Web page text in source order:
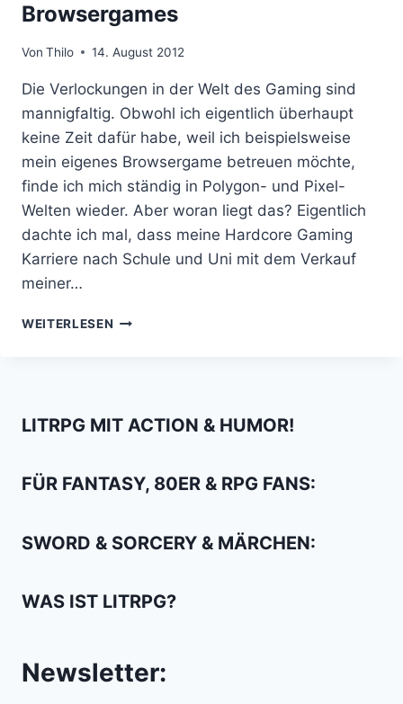
Browsergames
Von Thilo 14. August 2012
Die Verlockungen in der Welt des Gaming sind
mannigfaltig. Obwohl ich eigentlich überhaupt
keine Zeit dafür habe, weil ich beispielsweise
mein eigenes Browsergame betreuen möchte,
finde ich mich ständig in Polygon- und Pixel-
Welten wieder. Aber woran liegt das? Eigentlich
dachte ich mal, dass meine Hardcore Gaming
Karriere nach Schule und Uni mit dem Verkauf
meiner…
WEITERLESEN GEFANGEN
VON
UND
LITRPG MIT ACTION & HUMOR!
FÜR FANTASY, 80ER & RPG FANS:
SWORD & SORCERY & MÄRCHEN:
WAS IST LITRPG?
Newsletter: